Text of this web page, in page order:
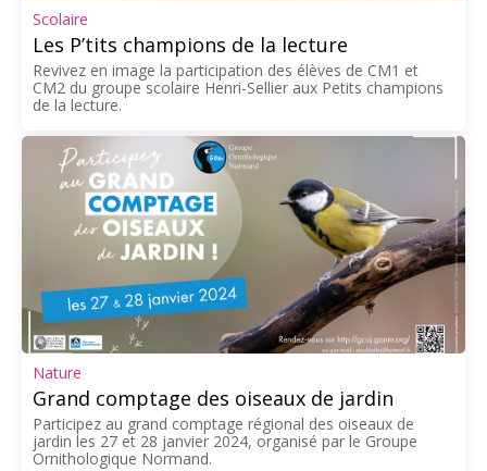
Scolaire
Les P’tits champions de la lecture
Revivez en image la participation des élèves de CM1 et
CM2 du groupe scolaire Henri-Sellier aux Petits champions
de la lecture.
Nature
Grand comptage des oiseaux de jardin
Participez au grand comptage régional des oiseaux de
jardin les 27 et 28 janvier 2024, organisé par le Groupe
Ornithologique Normand.